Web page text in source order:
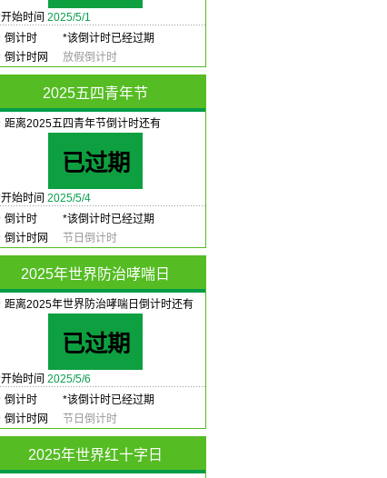
开始时间 2025/5/1
倒计时
*该倒计时已经过期
倒计时网
放假倒计时
2025五四青年节
距离2025五四青年节倒计时还有
已过期
开始时间 2025/5/4
倒计时
*该倒计时已经过期
倒计时网
节日倒计时
2025年世界防治哮喘日
距离2025年世界防治哮喘日倒计时还有
已过期
开始时间 2025/5/6
倒计时
*该倒计时已经过期
倒计时网
节日倒计时
2025年世界红十字日